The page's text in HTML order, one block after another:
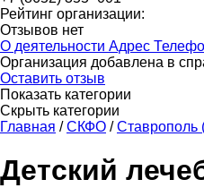
Рейтинг организации:
Отзывов нет
О деятельности Адрес
Организация добавлена в
Оставить отзыв
Показать категории
Скрыть категории
Главная / СКФО / Ставрополь
Детский